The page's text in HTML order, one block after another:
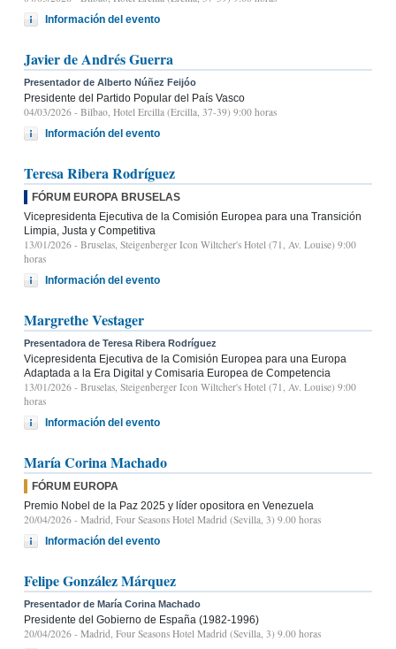
Información del evento
Javier de Andrés Guerra
Presentador de Alberto Núñez Feijóo
Presidente del Partido Popular del País Vasco
04/03/2026 - Bilbao, Hotel Ercilla (Ercilla, 37-39) 9:00 horas
Información del evento
Teresa Ribera Rodríguez
FÓRUM EUROPA BRUSELAS
Vicepresidenta Ejecutiva de la Comisión Europea para una Transición
Limpia, Justa y Competitiva
13/01/2026 - Bruselas, Steigenberger Icon Wiltcher's Hotel (71, Av. Louise) 9:00
horas
Información del evento
Margrethe Vestager
Presentadora de Teresa Ribera Rodríguez
Vicepresidenta Ejecutiva de la Comisión Europea para una Europa
Adaptada a la Era Digital y Comisaria Europea de Competencia
13/01/2026 - Bruselas, Steigenberger Icon Wiltcher's Hotel (71, Av. Louise) 9:00
horas
Información del evento
María Corina Machado
FÓRUM EUROPA
Premio Nobel de la Paz 2025 y líder opositora en Venezuela
20/04/2026 - Madrid, Four Seasons Hotel Madrid (Sevilla, 3) 9.00 horas
Información del evento
Felipe González Márquez
Presentador de María Corina Machado
Presidente del Gobierno de España (1982-1996)
20/04/2026 - Madrid, Four Seasons Hotel Madrid (Sevilla, 3) 9.00 horas